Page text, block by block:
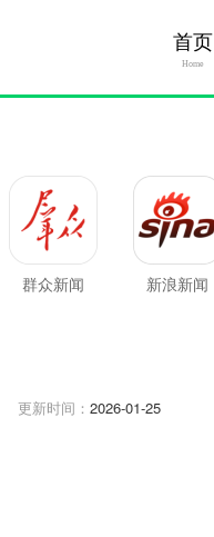
首页
Home
群众新闻 新浪新闻
更新时间： 2026-01-25